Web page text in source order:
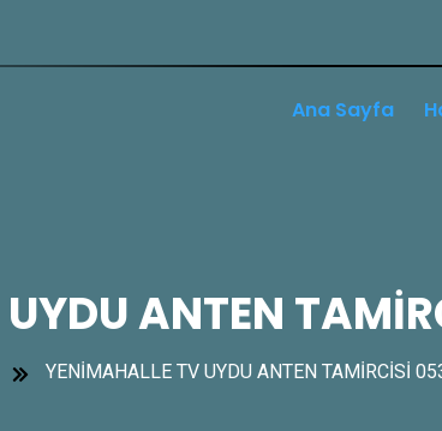
Ana Sayfa
ANTEN
YENİMAHALLE TV UYDU ANTEN TAMİRCİSİ